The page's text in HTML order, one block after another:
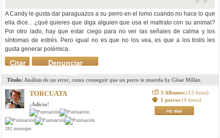
A Candy le gusta dar paraguazos a su perro en el lomo cuando no hace lo que
ella dice... ¿qué quieres que diga alguien que usa el maltrato con su animal?
Por otro lado, hay que estar ciego para no ver las señales de calma y los
síntomas de estrés. Pero igual no es que no los vea, es que a los trolls les
gusta generar polémica.
Denunciar
mensaje
Citar
Titulo: Análisis de un error, como conseguir que un perro te muerda by César Millán.
TORCUATA
¡Adicto!
281 mensajes
3 Albumes (13 fotos)
1 perros (4 fotos)
ver mas